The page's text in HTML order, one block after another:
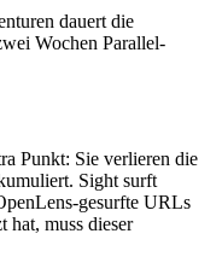
dauert die
Wochen Parallel-
Punkt: Sie verlieren die
Sight surft
gesurfte URLs
hat, muss dieser